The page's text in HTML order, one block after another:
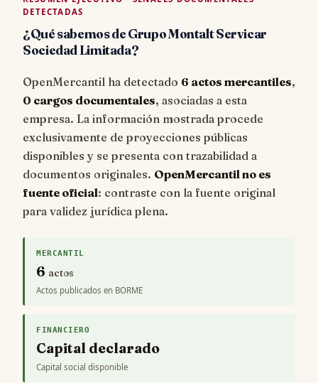
DETECTADAS
¿Qué sabemos de Grupo Montalt Servicar
Sociedad Limitada?
OpenMercantil ha detectado 6 actos mercantiles,
0 cargos documentales, asociadas a esta
empresa. La información mostrada procede
exclusivamente de proyecciones públicas
disponibles y se presenta con trazabilidad a
documentos originales. OpenMercantil no es
fuente oficial: contraste con la fuente original
para validez jurídica plena.
MERCANTIL
6 actos
Actos publicados en BORME
FINANCIERO
Capital declarado
Capital social disponible